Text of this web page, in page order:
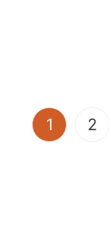
1 (current)
2